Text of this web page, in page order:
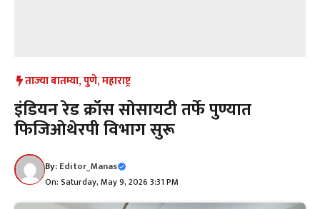
ताज्या बातम्या,पुणे,महाराष्ट्र
इंडियन रेड क्रॉस सोसायटी तर्फे पुण्यात
फिजिओथेरपी विभाग सुरू
By:Editor_Manas
On: Saturday, May 9, 2026 3:31 PM